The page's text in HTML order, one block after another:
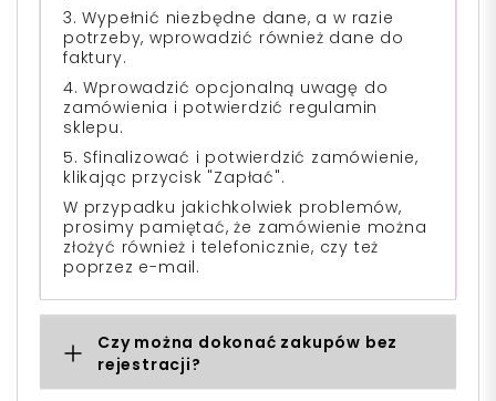
3. Wypełnić niezbędne dane, a w razie
potrzeby, wprowadzić również dane do
faktury.
4. Wprowadzić opcjonalną uwagę do
zamówienia i potwierdzić regulamin
sklepu.
5. Sfinalizować i potwierdzić zamówienie,
klikając przycisk "Zapłać".
W przypadku jakichkolwiek problemów,
prosimy pamiętać, że zamówienie można
złożyć również i telefonicznie, czy też
poprzez e-mail.
Czy można dokonać zakupów bez
rejestracji?